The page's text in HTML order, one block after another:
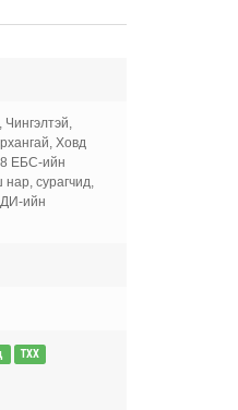
Ховд
8 ЕБС-ийн
сурагчид,
ийн
ТХХ